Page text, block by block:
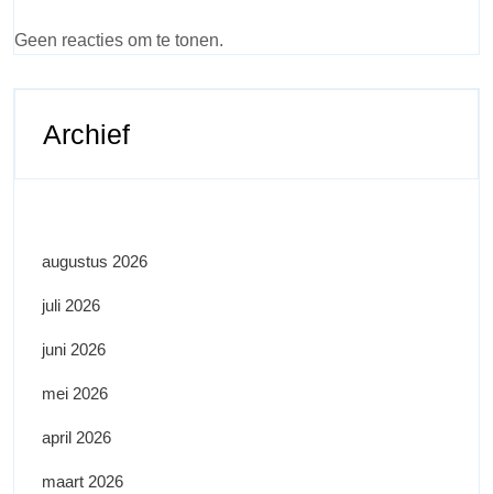
Geen reacties om te tonen.
Archief
augustus 2026
juli 2026
juni 2026
mei 2026
april 2026
maart 2026